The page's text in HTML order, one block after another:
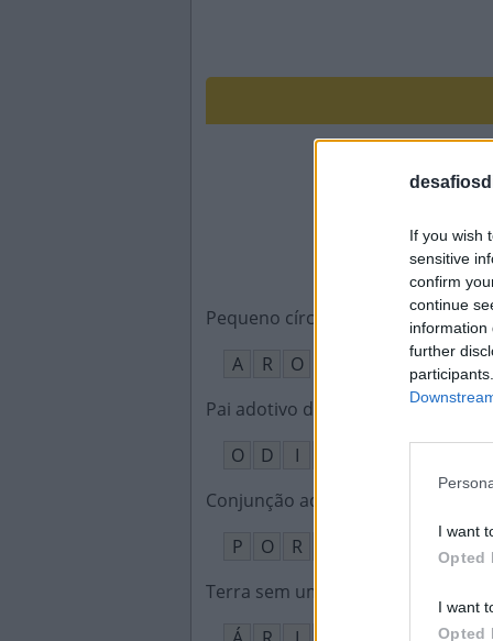
If you wish
sensitive
confirm
continue
information
further
I want
Opted
I want
Opted
Pequeno círculo, anel
A
R
O
Pai adotivo de Loki, no Multiverso
O
D I
Conjunção adversativa como
P
O R
Terra sem umidade, seca